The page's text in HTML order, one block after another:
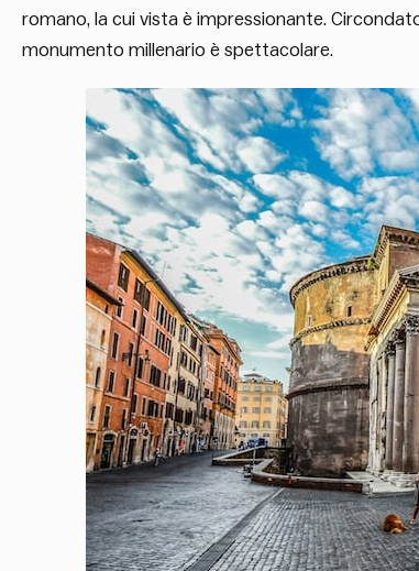
romano, la cui vista è impressionante.
monumento millenario è spettacolare.